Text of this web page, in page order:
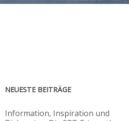
NEUESTE BEITRÄGE
Information, Inspiration und